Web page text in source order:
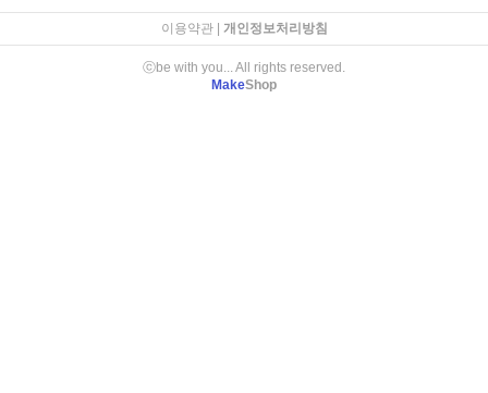
이용약관| 개인정보처리방침
ⓒbe with you... All rights reserved.
MakeShop